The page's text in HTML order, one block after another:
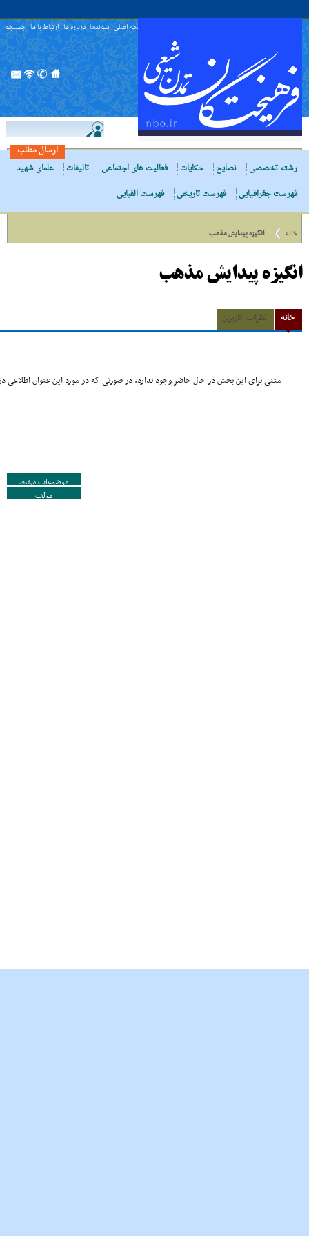
صفحه اصلی پیوندها درباره ما ارتباط با ما جستجو
ارسال مطلب
رشته تخصصی
نصایح حکایات فعالیت های اجتماعی تالیفات
علمای شهید
فهرست جغرافیایی
فهرست تاریخی فهرست الفبایی
خانه انگیزه پیدایش مذهب
انگیزه پیدایش مذهب
خانه نظرات کاربران
متنی برای این بخش در حال حاضر وجود ندارد. در صورتی که در مورد این عنوان اطلاعی
موضوعات مرتبط
مولف